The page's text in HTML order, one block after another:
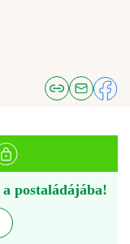
postaládájába!